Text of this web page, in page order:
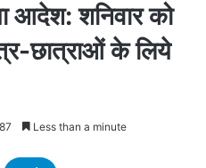
आदेश: शनिवार को
छात्राओं के लिये
Less than a minute